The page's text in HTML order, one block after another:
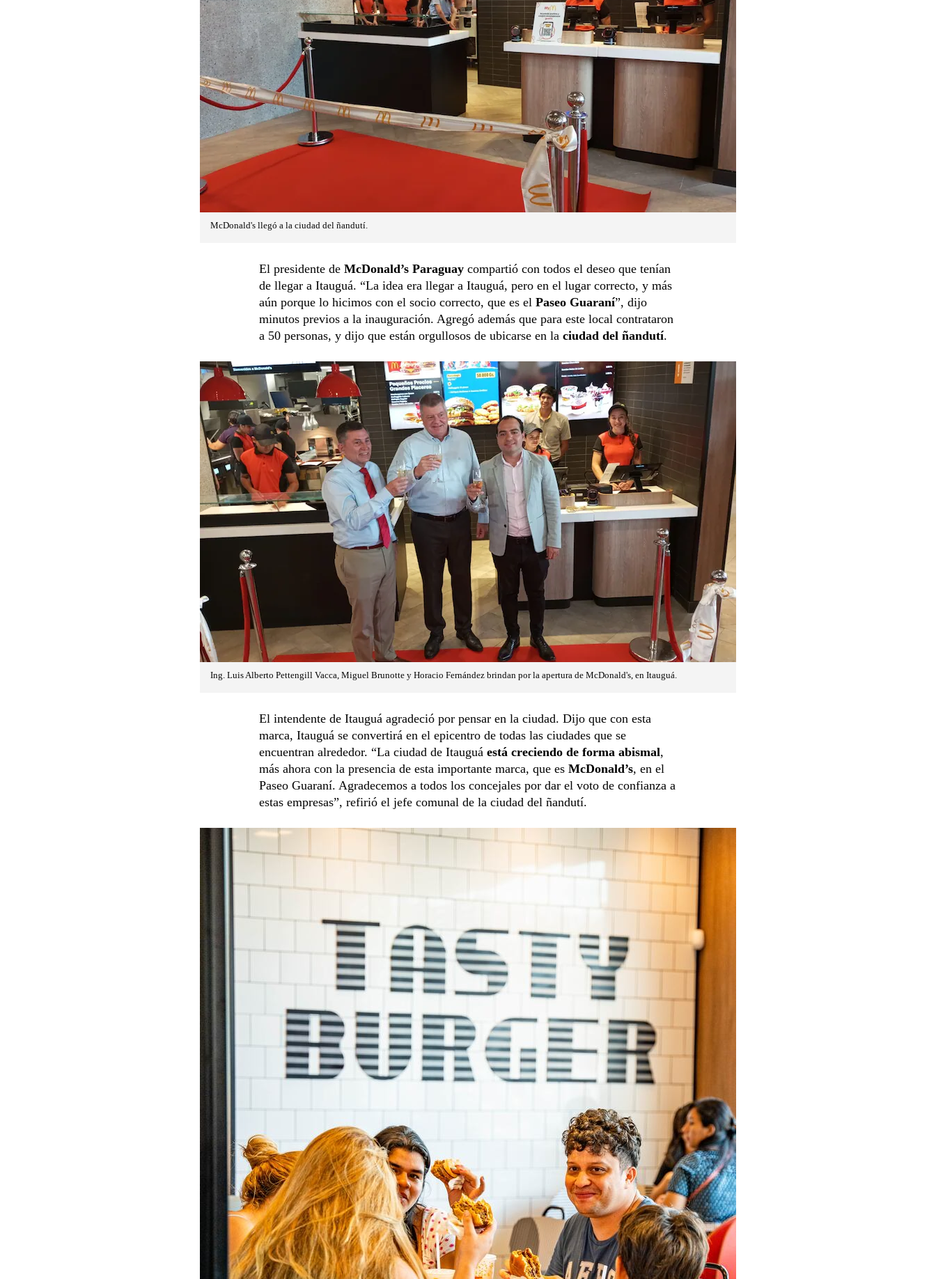
McDonald's llegó a la ciudad del ñandutí.
El presidente de McDonald’s Paraguay compartió con todos el deseo que tenían
de llegar a Itauguá. “La idea era llegar a Itauguá, pero en el lugar correcto, y más
aún porque lo hicimos con el socio correcto, que es el Paseo Guaraní”, dijo
minutos previos a la inauguración. Agregó además que para este local contrataron
a 50 personas, y dijo que están orgullosos de ubicarse en la ciudad del ñandutí.
Ing. Luis Alberto Pettengill Vacca, Miguel Brunotte y Horacio Fernández brindan por la apertura de McDonald's, en Itauguá.
El intendente de Itauguá agradeció por pensar en la ciudad. Dijo que con esta
marca, Itauguá se convertirá en el epicentro de todas las ciudades que se
encuentran alrededor. “La ciudad de Itauguá está creciendo de forma abismal,
más ahora con la presencia de esta importante marca, que es McDonald’s, en el
Paseo Guaraní. Agradecemos a todos los concejales por dar el voto de confianza a
estas empresas”, refirió el jefe comunal de la ciudad del ñandutí.